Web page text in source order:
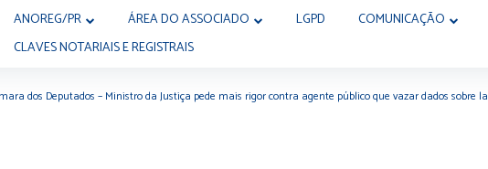
ANOREG/PR ÁREA DO ASSOCIADO LGPD COMUNICAÇÃO
CLAVES NOTARIAIS E REGISTRAIS
dos Deputados – Ministro da Justiça pede mais rigor contra agente público que vazar dados sobre